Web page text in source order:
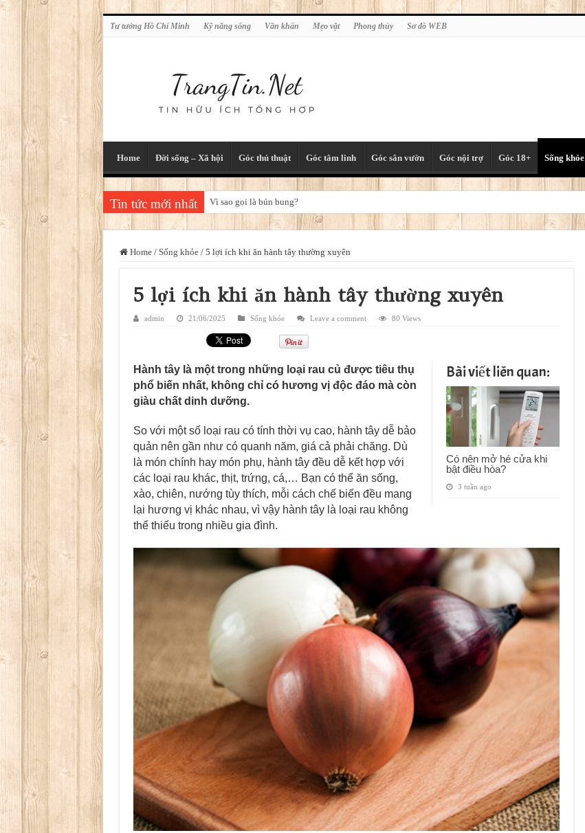
Tư tưởng Hồ Chí Minh Kỹ năng sống Văn khấn Mẹo vặt Phong thủy Sơ đồ WEB
Home Đời sống – Xã hội Góc thủ thuật Góc tâm linh Góc sân vườn Góc nội trợ Góc 18+ Sống khỏe
Tin tức mới nhất Vì sao gọi là bún bung?
Home / Sống khỏe / 5 lợi ích khi ăn hành tây thường xuyên
5 lợi ích khi ăn hành tây thường xuyên
admin 21/06/2025 Sống khỏe Leave a comment 80 Views
Bài viết liên quan:
Có nên mở hé cửa khi
bật điều hòa?
3 tuần ago
Hành tây là một trong những loại rau củ được tiêu thụ
phổ biến nhất, không chỉ có hương vị độc đáo mà còn
giàu chất dinh dưỡng.
So với một số loại rau có tính thời vụ cao, hành tây dễ bảo
quản nên gần như có quanh năm, giá cả phải chăng. Dù
là món chính hay món phụ, hành tây đều dễ kết hợp với
các loại rau khác, thịt, trứng, cá,… Bạn có thể ăn sống,
xào, chiên, nướng tùy thích, mỗi cách chế biến đều mang
lại hương vị khác nhau, vì vậy hành tây là loại rau không
thể thiếu trong nhiều gia đình.